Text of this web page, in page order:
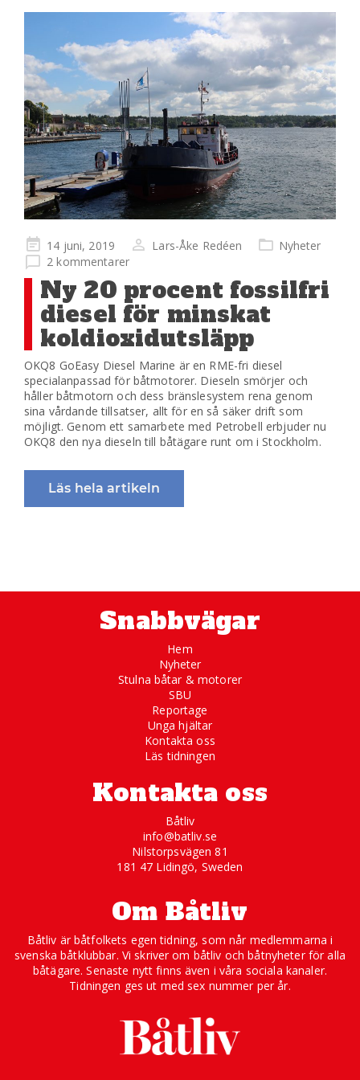
Publicerad
på
14 juni, 2019 Lars-Åke Redéen
Nyheter
2 kommentarer
Ny 20 procent fossilfri
diesel för minskat
koldioxidutsläpp
OKQ8 GoEasy Diesel Marine är en RME-fri diesel
specialanpassad för båtmotorer. Dieseln smörjer och
håller båtmotorn och dess bränslesystem rena genom
sina vårdande tillsatser, allt för en så säker drift som
möjligt. Genom ett samarbete med Petrobell erbjuder nu
OKQ8 den nya dieseln till båtägare runt om i Stockholm.
Läs hela artikeln
Snabbvägar
Hem
Nyheter
Stulna båtar & motorer
SBU
Reportage
Unga hjältar
Kontakta oss
Läs tidningen
Kontakta oss
Båtliv
info@batliv.se
Nilstorpsvägen 81
181 47 Lidingö, Sweden
Om Båtliv
Båtliv är båtfolkets egen tidning, som når medlemmarna i
svenska båtklubbar. Vi skriver om båtliv och båtnyheter för alla
båtägare. Senaste nytt finns även i våra sociala kanaler.
Tidningen ges ut med sex nummer per år.